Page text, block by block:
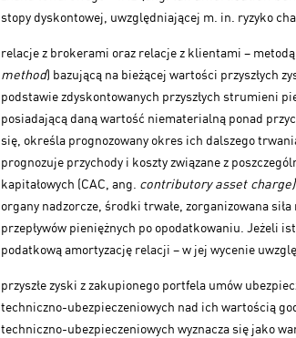
stopy dyskontowej, uwzględniającej m. in. ryzyko
relacje z brokerami oraz relacje z klientami –
method) bazującą na bieżącej wartości przyszłych
podstawie zdyskontowanych przyszłych strumieni
posiadającą daną wartość niematerialną ponad
się, określa prognozowany okres ich dalszego
prognozuje przychody i koszty związane z
kapitałowych (CAC, ang. contributory asset charge)
organy nadzorcze, środki trwałe, zorganizowana
przepływów pieniężnych po opodatkowaniu.
podatkową amortyzację relacji – w jej wycenie
przyszłe zyski z zakupionego portfela umów
techniczno-ubezpieczeniowych nad ich wartością
techniczno-ubezpieczeniowych wyznacza się jako